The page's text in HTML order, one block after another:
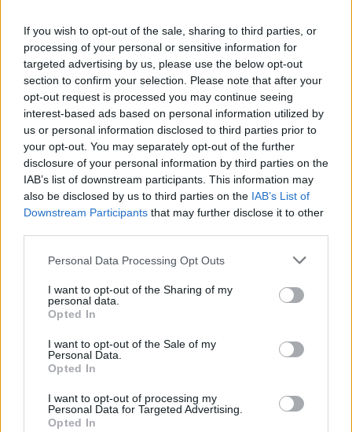
If you wish to opt-out of the sale, sharing to third parties, or
processing of your personal or sensitive information for
targeted advertising by us, please use the below opt-out
section to confirm your selection. Please note that after your
opt-out request is processed you may continue seeing
interest-based ads based on personal information utilized by
us or personal information disclosed to third parties prior to
your opt-out. You may separately opt-out of the further
disclosure of your personal information by third parties on the
IAB’s list of downstream participants. This information may
also be disclosed by us to third parties on the IAB’s List of
Downstream Participants that may further disclose it to other
Please note that this website/app uses one or more Google
not limited to your visit or usage behaviour. You may click to
grant or deny consent to Google and its third-party tags to
use your data for below specified purposes in below Google
consent section.
Personal Data Processing Opt Outs
I want to opt-out of the Sharing of my
personal data.
Opted In
I want to opt-out of the Sale of my
Personal Data.
Opted In
I want to opt-out of processing my
Personal Data for Targeted Advertising.
Opted In
ΣΧΕΤΙΚΑΑΡΘΡΑ
ΕΝΈΡΓΕΙΑ
δολοφονία της 38χρονης – «Δεν τη σκότωσα»,
επιμένει
ΑΝΑΡΤΗΘΗΚΕ ΑΠΟΣΤΈΛΛΑ ΛΊΤΑΙΝΑ 6 ΑΥΓΟΎΣΤΟΥ 2026